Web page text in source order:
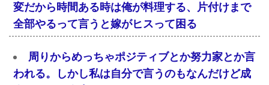
変だから時間ある時は俺が料理する、片付けまで
全部やるって言うと嫁がヒスって困る
周りからめっちゃポジティブとか努力家とか言
われる。しかし私は自分で言うのもなんだけど成